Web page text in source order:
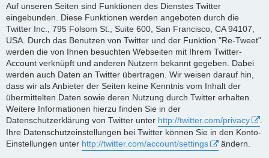
Auf unseren Seiten sind Funktionen des Dienstes Twitter
eingebunden. Diese Funktionen werden angeboten durch die
Twitter Inc., 795 Folsom St., Suite 600, San Francisco, CA 94107,
USA. Durch das Benutzen von Twitter und der Funktion "Re-Tweet"
werden die von Ihnen besuchten Webseiten mit Ihrem Twitter-
Account verknüpft und anderen Nutzern bekannt gegeben. Dabei
werden auch Daten an Twitter übertragen. Wir weisen darauf hin,
dass wir als Anbieter der Seiten keine Kenntnis vom Inhalt der
übermittelten Daten sowie deren Nutzung durch Twitter erhalten.
Weitere Informationen hierzu finden Sie in der
Datenschutzerklärung von Twitter unter http://twitter.com/privacy
Ihre Datenschutzeinstellungen bei Twitter können Sie in den Konto-
Einstellungen unter http://twitter.com/account/settings ändern.